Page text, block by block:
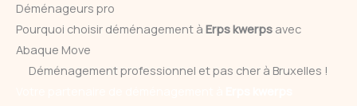
Déménageurs pro
Pourquoi choisir déménagement à Erps kwerps avec
Abaque Move
Déménagement professionnel et pas cher à Bruxelles !